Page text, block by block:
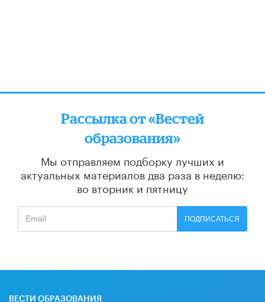
Рассылка от «Вестей
образования»
Мы отправляем подборку лучших и
актуальных материалов два раза в неделю:
во вторник и пятницу
ПОДПИСАТЬСЯ
ВЕСТИ ОБРАЗОВАНИЯ